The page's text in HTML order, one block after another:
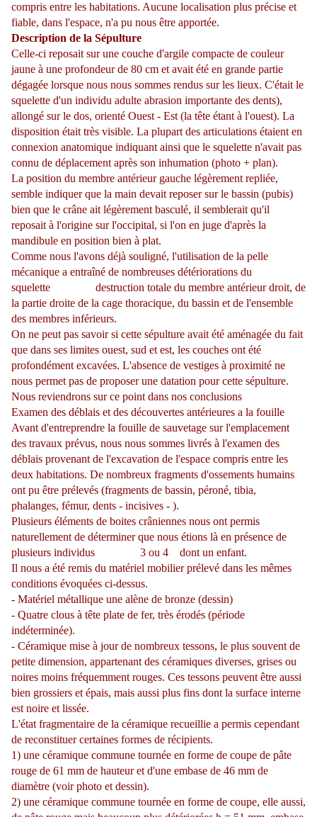
compris entre les habitations. Aucune localisation plus précise et
fiable, dans l'espace, n'a pu nous être apportée.
Description de la Sépulture
Celle-ci reposait sur une couche d'argile compacte de couleur
jaune à une profondeur de 80 cm et avait été en grande partie
dégagée lorsque nous nous sommes rendus sur les lieux. C'était le
squelette d'un individu adulte abrasion importante des dents),
allongé sur le dos, orienté Ouest - Est (la tête étant à l'ouest). La
disposition était très visible. La plupart des articulations étaient en
connexion anatomique indiquant ainsi que le squelette n'avait pas
connu de dé­placement après son inhumation (photo + plan).
La position du membre antérieur gauche légèrement repliée,
semble indiquer que la main devait reposer sur le bassin (pubis)
bien que le crâne ait légèrement basculé, il semblerait qu'il
reposait à l'origine sur l'occipital, si l'on en juge d'après la
mandibule en position bien à plat.
Comme nous l'avons déjà souligné, l'utilisation de la pelle
mécanique a entraîné de nombreuses détériorations du
squelette destruction totale du membre antérieur droit, de
la partie droite de la cage thoracique, du bassin et de l'ensemble
des membres inférieurs.
On ne peut pas savoir si cette sépulture avait été aménagée du fait
que dans ses limites ouest, sud et est, les couches ont été
profondément excavées. L'absence de vestiges à proximité ne
nous permet pas de proposer une datation pour cette sépulture.
Nous reviendrons sur ce point dans nos conclusions
Examen des déblais et des découvertes antérieures a la fouille
Avant d'entreprendre la fouille de sauvetage sur l'emplacement
des travaux prévus, nous nous sommes livrés à l'examen des
déblais provenant de l'excavation de l'espace compris entre les
deux habitations. De nombreux fragments d'ossements humains
ont pu être prélevés (fragments de bassin, péroné, tibia,
phalanges, fémur, dents - incisives - ).
Plusieurs éléments de boites crâniennes nous ont permis
naturellement de déterminer que nous étions là en présence de
plusieurs individus 3 ou 4 dont un enfant.
Il nous a été remis du matériel mobilier prélevé dans les mêmes
conditions évoquées ci-dessus.
- Matériel métallique une alène de bronze (dessin)
- Quatre clous à tête plate de fer, très érodés (période
indéterminée).
- Céramique mise à jour de nombreux tessons, le plus souvent de
petite dimension, appartenant des céramiques diverses, grises ou
noires moins fréquemment rouges. Ces tessons peuvent être aussi
bien grossiers et épais, mais aussi plus fins dont la surface interne
est noire et lissée.
L'état fragmentaire de la céramique recueillie a permis cependant
de reconstituer certaines formes de récipients.
1) une céramique commune tournée en forme de coupe de pâte
rouge de 61 mm de hauteur et d'une embase de 46 mm de
diamètre (voir photo et dessin).
2) une céramique commune tournée en forme de coupe, elle aussi,